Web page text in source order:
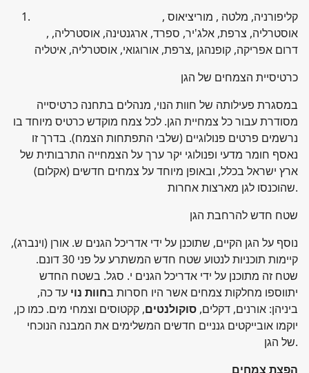
קליפורניה, מלטה , מוריציאוס ,
אוסטרליה, צרפת, אלג'יר, ספרד, ארגנטינה, אוסטרליה, ,
דרום אפריקה, קופנהגן ,צרפת, אורוגואי, אוסטרליה, איטליה
כרטיסיית הצמחים של הגן
במסגרת פעילותה של חוות הנוי, מנהלים בתחנה כרטיסייה
מסודרת עבור כל צמחיית הגן. לכל צמח מוקדש כרטיס מיוחד בו
נרשמים פרטים פנולוגיים (שלבי התפתחות הצמח). בדרך זו
נאסף חומר מדעי ופנולוגי יקר ערך על הצמחייה התרבותית של
ארץ ישראל בכלל, ובאופן מיוחד על צמחים חדשים (אקלום)
שהוכנסו לגן מארצות אחרות.
שטח חדש להרחבת הגן
נוסף על הגן הקיים, שתוכנן על ידי אדריכל הגנים ש. אורן (וינברג),
קיימות תוכניות לנטוע שטח חדש המשתרע על פני 30 דונם.
שטח זה מתוכנן על ידי אדריכל הגנים י. סגל. בשטח החדש
יתווספו מחלקות צמחים אשר היו חסרות בחוות נוי עד כה,
ביניהן: אורנים, דקלים, סוקולנטים, קקטוסים וצמחי מים. כמו כן,
יוקמו אובייקטים גנניים חדשים המשלימים את המבנה הנוכחי
של הגן.
הפצת צמחים